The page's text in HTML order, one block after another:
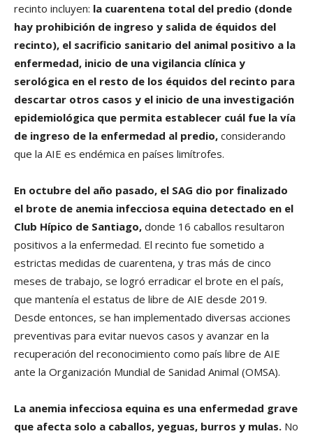
recinto incluyen: la cuarentena total del predio (donde
hay prohibición de ingreso y salida de équidos del
recinto), el sacrificio sanitario del animal positivo a la
enfermedad, inicio de una vigilancia clínica y
serológica en el resto de los équidos del recinto para
descartar otros casos y el inicio de una investigación
epidemiológica que permita establecer cuál fue la vía
de ingreso de la enfermedad al predio, considerando
que la AIE es endémica en países limítrofes.
En octubre del año pasado, el SAG dio por finalizado
el brote de anemia infecciosa equina detectado en el
Club Hípico de Santiago, donde 16 caballos resultaron
positivos a la enfermedad. El recinto fue sometido a
estrictas medidas de cuarentena, y tras más de cinco
meses de trabajo, se logró erradicar el brote en el país,
que mantenía el estatus de libre de AIE desde 2019.
Desde entonces, se han implementado diversas acciones
preventivas para evitar nuevos casos y avanzar en la
recuperación del reconocimiento como país libre de AIE
ante la Organización Mundial de Sanidad Animal (OMSA).
La anemia infecciosa equina es una enfermedad grave
que afecta solo a caballos, yeguas, burros y mulas. No